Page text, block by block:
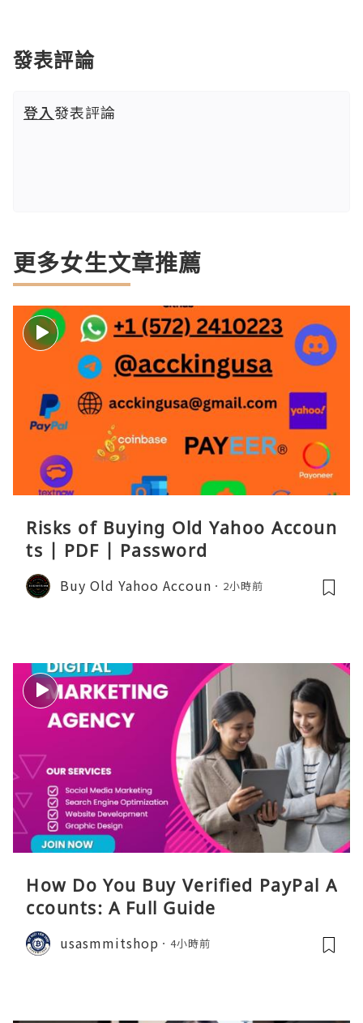
發表評論
登入發表評論
更多女生文章推薦
Risks of Buying Old Yahoo Accoun
ts | PDF | Password
Buy Old Yahoo Accoun 2小時前
How Do You Buy Verified PayPal A
ccounts: A Full Guide
usasmmitshop 4小時前